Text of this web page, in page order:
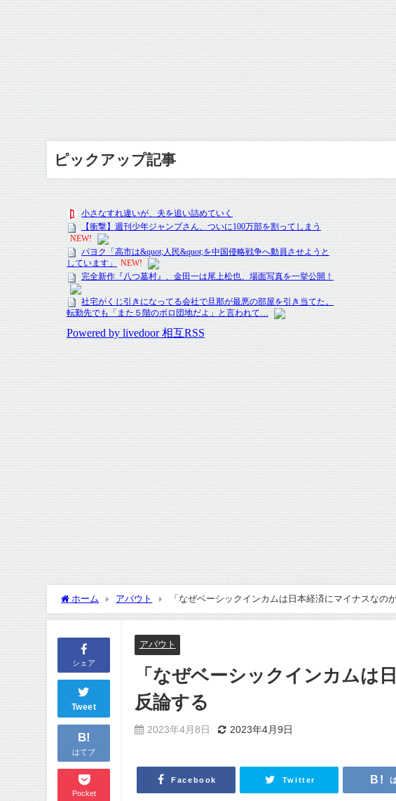
ピックアップ記事
ホーム アバウト 「なぜベーシックインカムは日本経済にマイナスなの
シェア
Tweet
B!
はてブ
Pocket
アバウト
「なぜベーシックインカムは
反論する
2023年4月8日 2023年4月9日
Facebook Twitter